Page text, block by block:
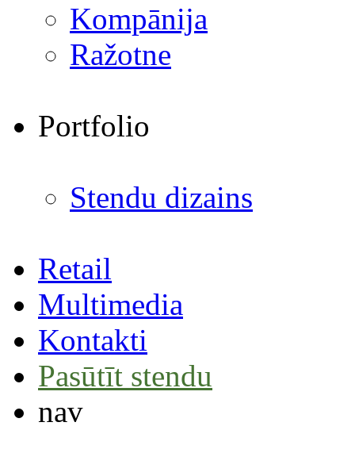
Kompānija
Ražotne
Portfolio
Stendu dizains
Retail
Multimedia
Kontakti
Pasūtīt stendu
nav